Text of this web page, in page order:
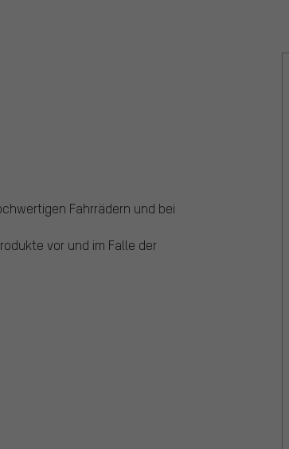
Fahrrädern und bei
vor und im Falle der